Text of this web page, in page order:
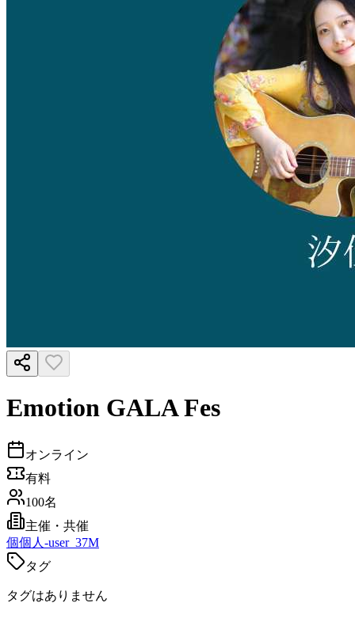
Emotion GALA Fes
オンライン
有料
100名
主催・共催
個個人-user_37M
タグ
タグはありません